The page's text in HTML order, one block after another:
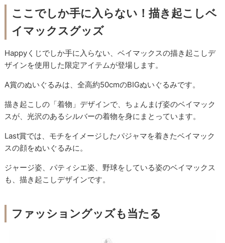
ここでしか手に入らない！描き起こしベ
イマックスグッズ
Happyくじでしか手に入らない、ベイマックスの描き起こしデ
ザインを使用した限定アイテムが登場します。
A賞のぬいぐるみは、全高約50cmのBIGぬいぐるみです。
描き起こしの「着物」デザインで、ちょんまげ姿のベイマック
スが、光沢のあるシルバーの着物を身にまとっています。
Last賞では、モチをイメージしたパジャマを着きたベイマック
スの顔をぬいぐるみに。
ジャージ姿、パティシエ姿、野球をしている姿のベイマックス
も、描き起こしデザインです。
ファッショングッズも当たる